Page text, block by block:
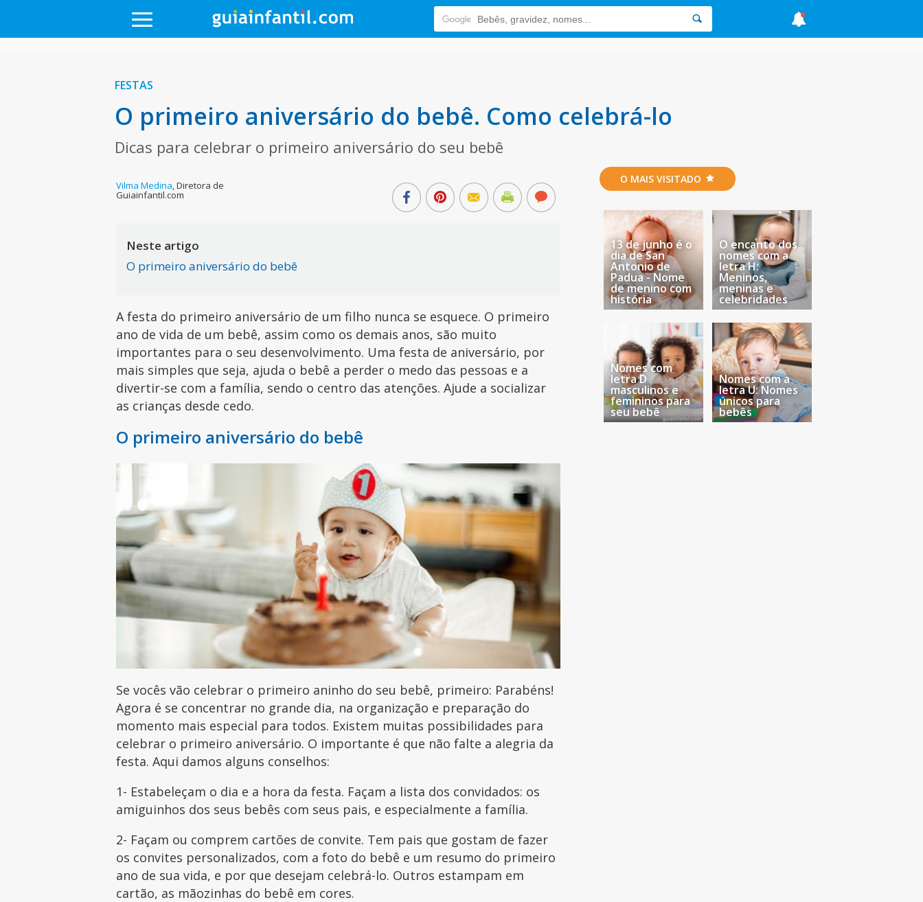
FESTAS
O primeiro aniversário do bebê. Como celebrá-lo
Dicas para celebrar o primeiro aniversário do seu bebê
Vilma Medina,Diretora de
Guiainfantil.com
Neste artigo
O primeiro aniversário do bebê
A festa do primeiro aniversário de um filho nunca se esquece. O primeiro
ano de vida de um bebê, assim como os demais anos, são muito
importantes para o seu desenvolvimento. Uma festa de aniversário, por
mais simples que seja, ajuda o bebê a perder o medo das pessoas e a
divertir-se com a família, sendo o centro das atenções. Ajude a socializar
as crianças desde cedo.
O primeiro aniversário do bebê
Se vocês vão celebrar o primeiro aninho do seu bebê, primeiro: Parabéns!
Agora é se concentrar no grande dia, na organização e preparação do
momento mais especial para todos. Existem muitas possibilidades para
celebrar o primeiro aniversário. O importante é que não falte a alegria da
festa. Aqui damos alguns conselhos:
1- Estabeleçam o dia e a hora da festa. Façam a lista dos convidados: os
amiguinhos dos seus bebês com seus pais, e especialmente a família.
2- Façam ou comprem cartões de convite. Tem pais que gostam de fazer
os convites personalizados, com a foto do bebê e um resumo do primeiro
ano de sua vida, e por que desejam celebrá-lo. Outros estampam em
cartão, as mãozinhas do bebê em cores.
O MAIS VISITADO
13 de junho é o
dia de San
Antonio de
Padua - Nome
de menino com
história
O encanto dos
nomes com a
letra H:
Meninos,
meninas e
celebridades
Nomes com
letra D
masculinos e
femininos para
seu bebê
Nomes com a
letra U: Nomes
únicos para
bebês